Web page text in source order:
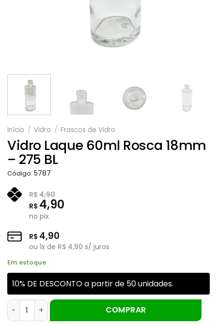
Início / Vidro / Frascos de Vidro
Vidro Laque 60ml Rosca 18mm
– 275 BL
Código: 5787
R$4,90
R$ 4,90
no pix
R$ 4,90
ou 1x de R$ 4,90 s/ juros
Em estoque
10% DE DESCONTO a partir de 50 unidades.
Vidro Laque 60ml Rosca 18mm - 275 BL quantidade
COMPRAR